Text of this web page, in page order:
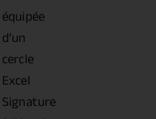
équipée
d’un
cercle
Excel
Signature